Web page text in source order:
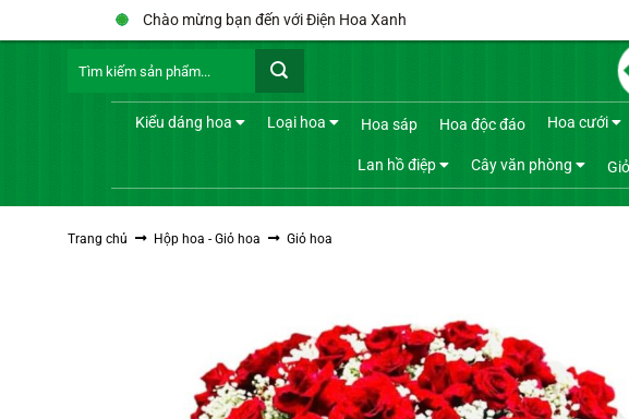
qua
Chào mừng bạn đến với Điện Hoa Xanh
kiếm:
Kiểu dáng hoa Loại hoa Hoa sáp Hoa độc đáo Hoa cưới
Lan hồ điệp Cây văn phòng
Trang chủ Hộp hoa - Giỏ hoa Giỏ hoa